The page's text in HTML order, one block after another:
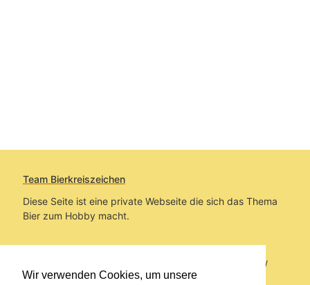
Wir verwenden Cookies, um unsere
Team Bierkreiszeichen
Diese Seite ist eine private Webseite die sich das Thema
Bier zum Hobby macht.
Sie befinden sich auf https://www.bierkreiszeichen.at/